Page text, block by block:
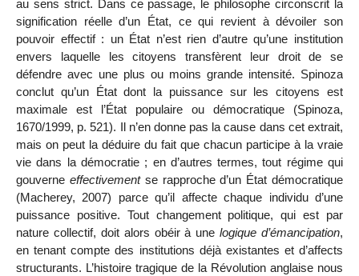
au sens strict. Dans ce passage, le philosophe circonscrit la
signification réelle d’un État, ce qui revient à dévoiler son
pouvoir effectif : un État n’est rien d’autre qu’une institution
envers laquelle les citoyens transfèrent leur droit de se
défendre avec une plus ou moins grande intensité. Spinoza
conclut qu’un État dont la puissance sur les citoyens est
maximale est l’État populaire ou démocratique (Spinoza,
1670/1999, p. 521). Il n’en donne pas la cause dans cet extrait,
mais on peut la déduire du fait que chacun participe à la vraie
vie dans la démocratie ; en d’autres termes, tout régime qui
gouverne effectivementse rapproche d’un État démocratique
(Macherey, 2007) parce qu’il affecte chaque individu d’une
puissance positive. Tout changement politique, qui est par
nature collectif, doit alors obéir à unelogique d’émancipation,
en tenant compte des institutions déjà existantes et d’affects
structurants. L’histoire tragique de la Révolution anglaise nous